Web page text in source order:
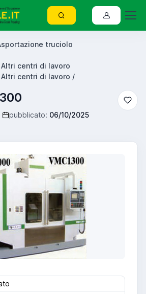
truciolo
centri di lavoro
centri di lavoro /
pubblicato: 06/10/2025